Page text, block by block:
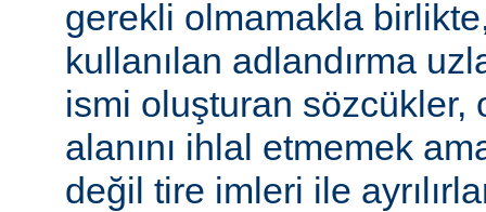
gerekli olmamakla
kullanılan adlandırma
ismi oluşturan sözcükler,
alanını ihlal etmemek
değil tire imleri ile